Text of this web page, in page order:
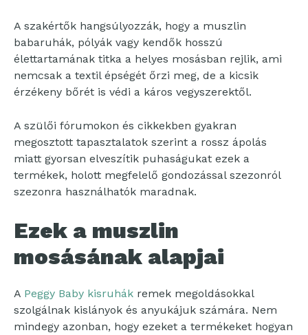
A szakértők hangsúlyozzák, hogy a muszlin
babaruhák, pólyák vagy kendők hosszú
élettartamának titka a helyes mosásban rejlik, ami
nemcsak a textil épségét őrzi meg, de a kicsik
érzékeny bőrét is védi a káros vegyszerektől.
A szülői fórumokon és cikkekben gyakran
megosztott tapasztalatok szerint a rossz ápolás
miatt gyorsan elveszítik puhaságukat ezek a
termékek, holott megfelelő gondozással szezonról
szezonra használhatók maradnak.
Ezek a muszlin
mosásának alapjai
A Peggy Baby kisruhák remek megoldásokkal
szolgálnak kislányok és anyukájuk számára. Nem
mindegy azonban, hogy ezeket a termékeket hogyan